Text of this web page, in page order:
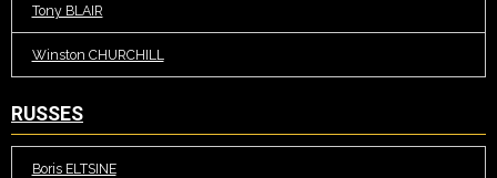
Tony BLAIR
Winston CHURCHILL
RUSSES
Boris ELTSINE